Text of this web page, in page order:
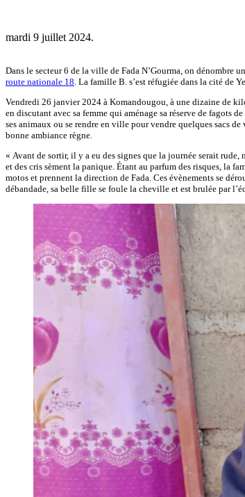
mardi 9 juillet 2024.
Dans le secteur 6 de la ville de Fada N’Gourma, on dénombre
route nationale 18 . La famille B. s’est réfugiée dans la cité de
Vendredi 26 janvier 2024 à Komandougou, à une dizaine de
en discutant avec sa femme qui aménage sa réserve de fagots
ses animaux ou se rendre en ville pour vendre quelques sacs
bonne ambiance règne.
« Avant de sortir, il y a eu des signes que la journée serait
et des cris sèment la panique. Étant au parfum des risques, la
motos et prennent la direction de Fada. Ces évènements se
débandade, sa belle fille se foule la cheville et est brulée par